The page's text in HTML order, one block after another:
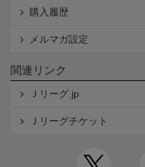
購入履歴
メルマガ設定
関連リンク
Ｊリーグ.jp
Ｊリーグチケット